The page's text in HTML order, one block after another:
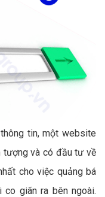
tin, một website
tượng và có đầu tư về
cho việc quảng bá
co giãn ra bên ngoài.